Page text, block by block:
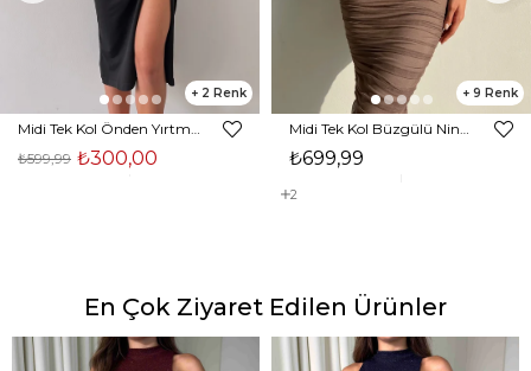
2
₺300,00
₺599,99
9
₺699,99
2
En Çok Ziyaret Edilen Ürünler